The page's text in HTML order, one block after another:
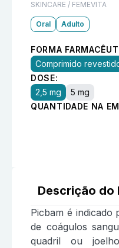
SKINCARE / FEMEVITA
Oral Adulto
FORMA
Comprimido
DOSE:
2,5 mg
5 mg
QUANTIDADE NA
Descrição do
Picbam é indicado
de coágulos
quadril ou